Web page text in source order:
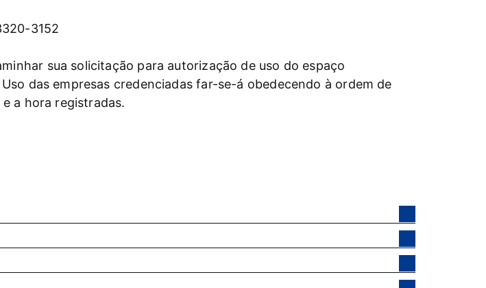
3152
sua solicitação para autorização de uso do espaço
das empresas credenciadas far-se-á obedecendo à ordem de
a hora registradas.